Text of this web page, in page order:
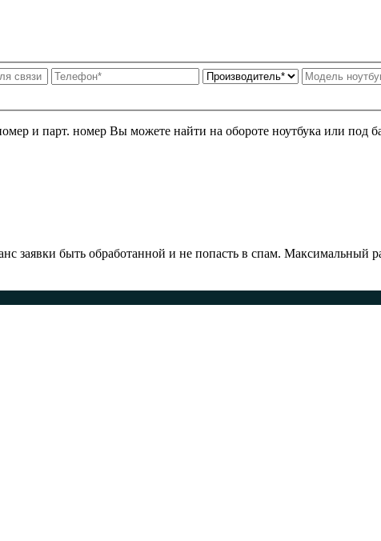
и парт. номер Вы можете найти на обороте ноутбука или под
быть обработанной и не попасть в спам. Максимальный